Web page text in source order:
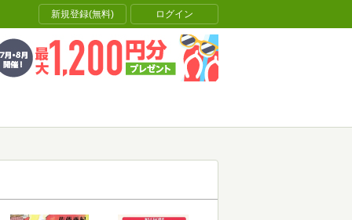
新規登録(無料) ログイン